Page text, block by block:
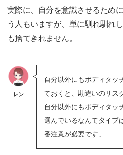
実際に、自分を意識させるため
う人もいますが、単に馴れ馴れ
も捨てきれません。
レン
自分以外にもボディタッ
ておくと、勘違いのリス
自分以外にもボディタッ
選んでいるなんてタイプ
番注意が必要です。